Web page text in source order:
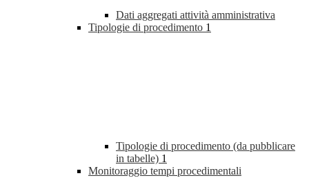
Dati aggregati attività amministrativa
Tipologie di procedimento 1
Tipologie di procedimento (da pubblicare
in tabelle) 1
Monitoraggio tempi procedimentali